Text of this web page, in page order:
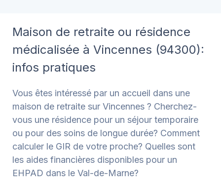
Maison de retraite ou résidence
médicalisée à Vincennes (94300):
infos pratiques
Vous êtes intéressé par un accueil dans une
maison de retraite sur Vincennes ? Cherchez-
vous une résidence pour un séjour temporaire
ou pour des soins de longue durée? Comment
calculer le GIR de votre proche? Quelles sont
les aides financières disponibles pour un
EHPAD dans le Val-de-Marne?